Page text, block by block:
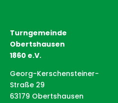
Turngemeinde
Obertshausen
1860 e.V.
Georg-Kerschensteiner-
Straße 29
63179 Obertshausen